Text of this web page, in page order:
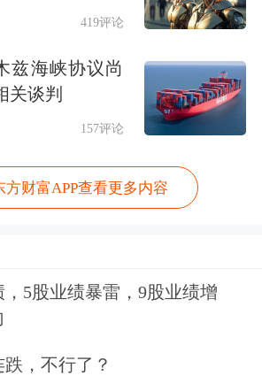
为350亿元人民币／1890
。同时，
双方还签署了
民币清算安排的合作备
管总局正式发布《市场
一步加强网络销售消费
公告》。市场监管总局新
闻宣传司司长王秋苹表
局将持续加强网络销售
419评论
兹海峡协议尚
关谈判
157评论
方财富APP查看更多内容
5股业绩暴雷，9股业绩增
，不行了？